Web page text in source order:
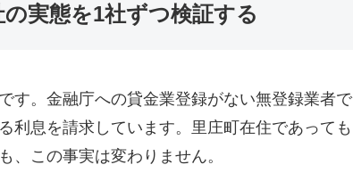
実態を1社ずつ検証する
です。金融庁への貸金業登録がない無登録業者で
利息を請求しています。里庄町在住であっても
、この事実は変わりません。